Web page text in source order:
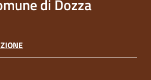
di Dozza